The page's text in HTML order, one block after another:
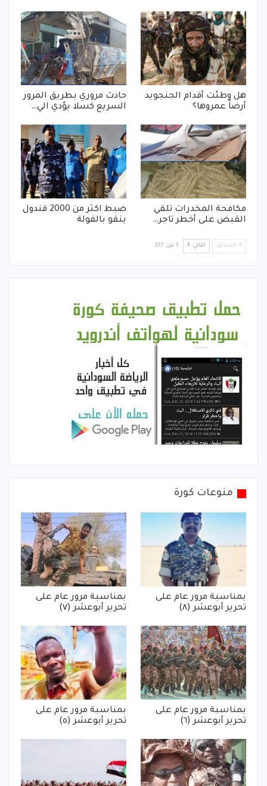
هل وطئت أقدام الجنجويد
أرضاً عمروها؟
حادث مروري بطريق المرور
السريع كسلا يؤدي الي…
مكافحة المخدرات تلقي
القبض على أخطر تاجر…
ضبط اكثر من 2000 قندول
بنقو بالفولة
السابق التالي 1 من 377
منوعات كورة
بمناسبة مرور عام على
تحرير أبوعشر (٨)
بمناسبة مرور عام على
تحرير أبوعشر (٧)
بمناسبة مرور عام على
تحرير أبوعشر (٦)
بمناسبة مرور عام على
تحرير أبوعشر (٥)